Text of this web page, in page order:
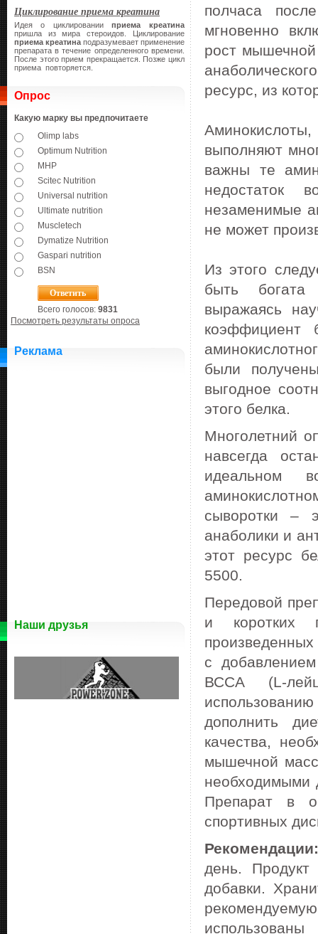
Циклирование приема креатина
Идея о циклированииприема креатина
пришла из мира стероидов. Циклирование
приема креатина подразумевает применение
препарата в течение определенного времени.
После этого прием прекращается. Позже цикл
приема повторяется.
Опрос
Какую марку вы предпочитаете
Olimp labs
Optimum Nutrition
MHP
Scitec Nutrition
Universal nutrition
Ultimate nutrition
Muscletech
Dymatize Nutrition
Gaspari nutrition
BSN
Всего голосов: 9831
Посмотреть результаты опроса
Реклама
Наши друзья
полчаса
мгновенно
рост
ресурс, из
выполняют
важны те
недостаток
незаменимые
не может
Из этого
быть богата
выражаясь
коэффициент
были
выгодное
этого белка.
Многолетний
навсегда
идеальном
сыворотки –
анаболики и
этот ресурс
5500.
Передовой
и коротких
с
ВССА (L-
дополнить
качества,
мышечной
необходимыми
Препарат в
спортивных
день. Продукт
добавки.